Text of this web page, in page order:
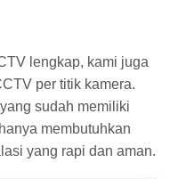
lengkap, kami juga
per titik kamera.
sudah memiliki
membutuhkan
yang rapi dan aman.